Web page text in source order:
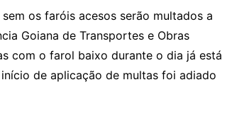
os faróis acesos serão multados a
Goiana de Transportes e Obras
com o farol baixo durante o dia já está
de aplicação de multas foi adiado